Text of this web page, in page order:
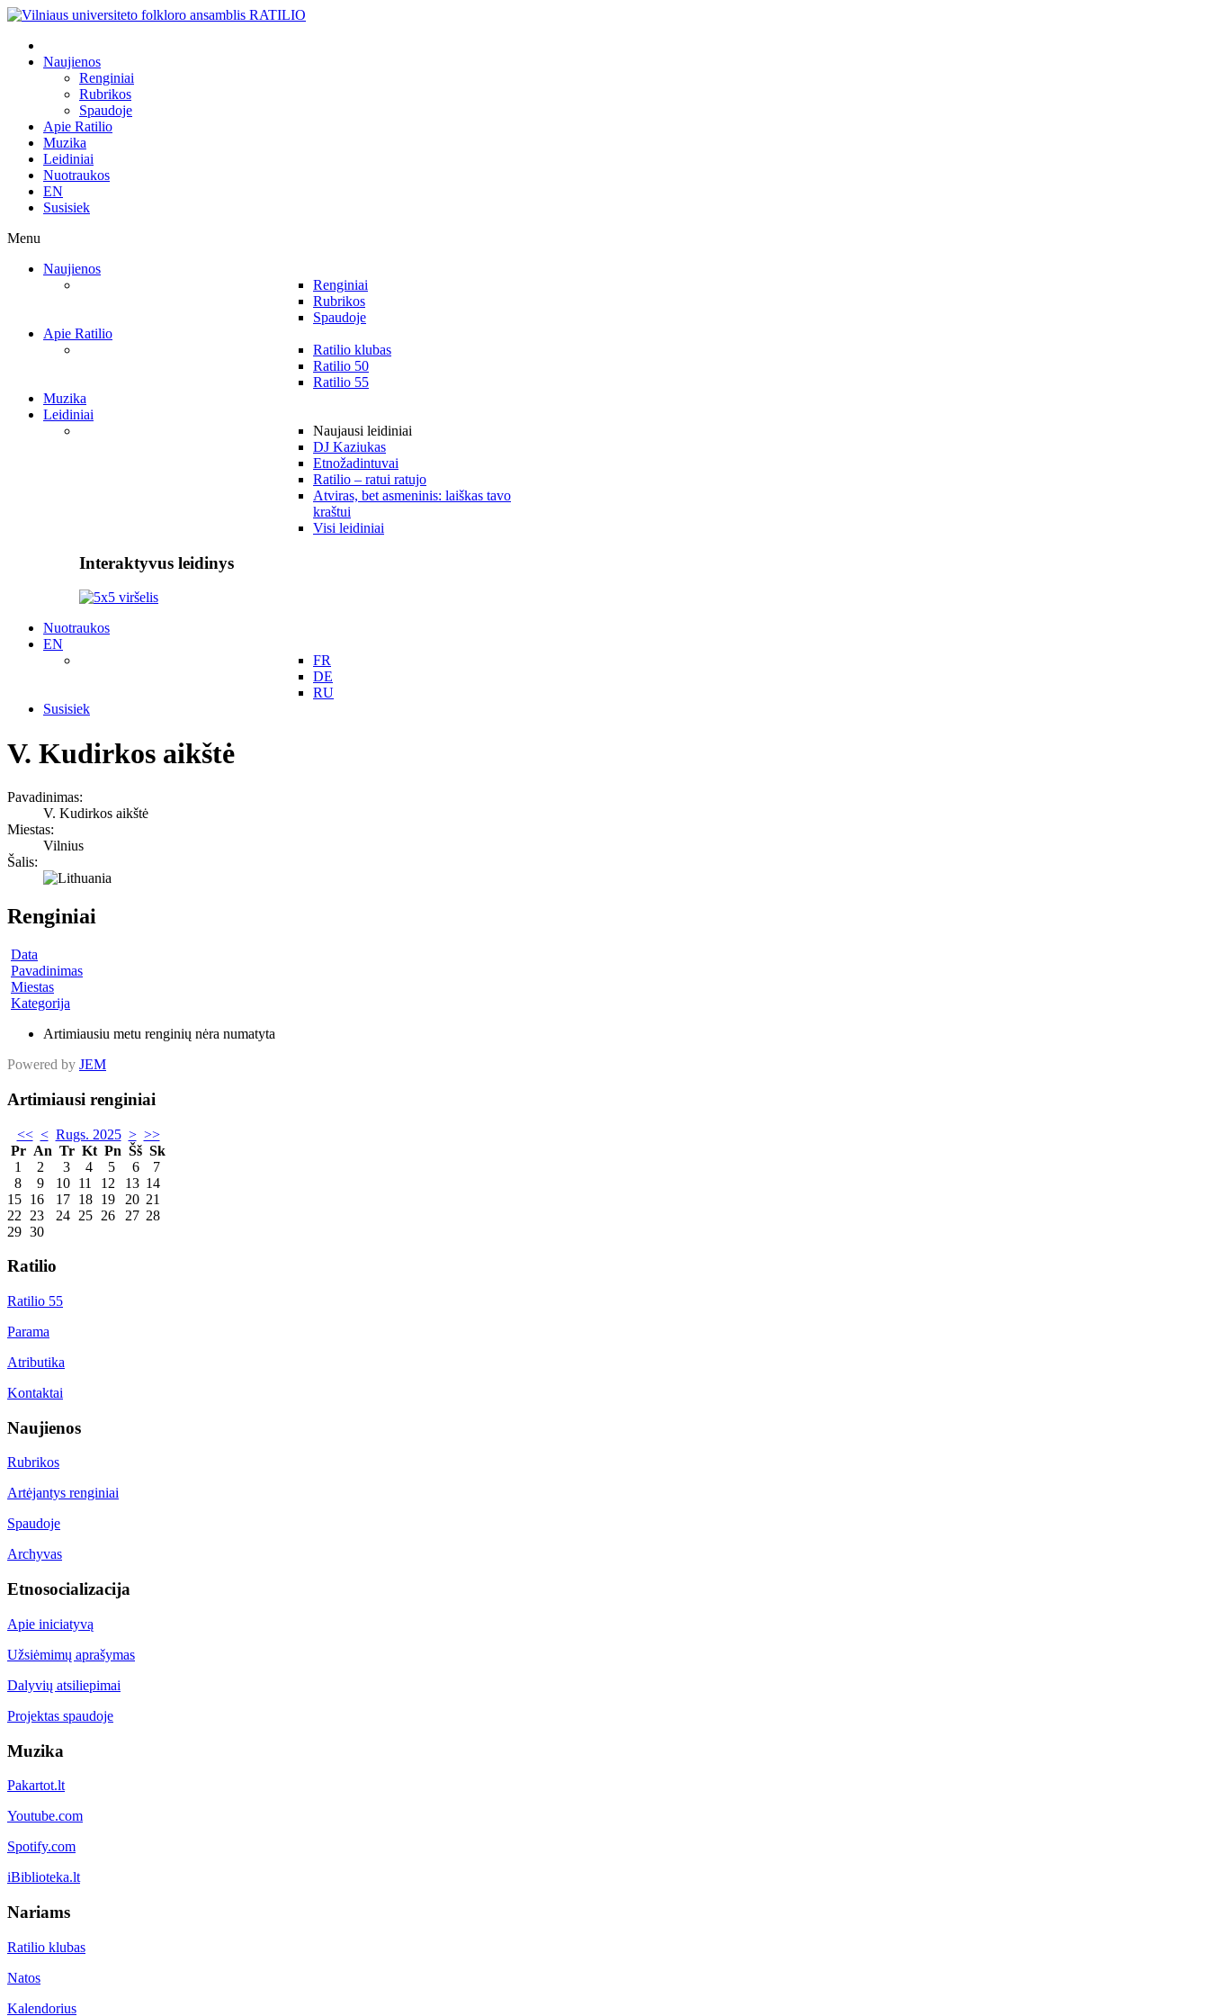
Naujienos
Renginiai
Rubrikos
Spaudoje
Apie Ratilio
Muzika
Leidiniai
Nuotraukos
EN
Susisiek
Menu
Naujienos
Renginiai
Rubrikos
Spaudoje
Apie Ratilio
Ratilio klubas
Ratilio 50
Ratilio 55
Muzika
Leidiniai
Naujausi leidiniai
DJ Kaziukas
Etnožadintuvai
Ratilio – ratui ratujo
Atviras, bet asmeninis: laiškas tavo
kraštui
Visi leidiniai
Interaktyvus leidinys
Nuotraukos
EN
FR
DE
RU
Susisiek
V. Kudirkos aikštė
Pavadinimas:
V. Kudirkos aikštė
Miestas:
Vilnius
Šalis:
Renginiai
Data
Pavadinimas
Miestas
Kategorija
Artimiausiu metu renginių nėra numatyta
Powered by JEM
Artimiausi renginiai
<< < Rugs. 2025 > >>
Pr An Tr Kt Pn Šš Sk
1
2 3 4 5 6
7
8
9 10 11 12 13 14
15 16 17 18 19 20 21
22
23 24 25 26 27 28
29 30
Ratilio
Ratilio 55
Parama
Atributika
Kontaktai
Naujienos
Rubrikos
Artėjantys renginiai
Spaudoje
Archyvas
Etnosocializacija
Apie iniciatyvą
Užsiėmimų aprašymas
Dalyvių atsiliepimai
Projektas spaudoje
Muzika
Pakartot.lt
Youtube.com
Spotify.com
iBiblioteka.lt
Nariams
Ratilio klubas
Natos
Kalendorius